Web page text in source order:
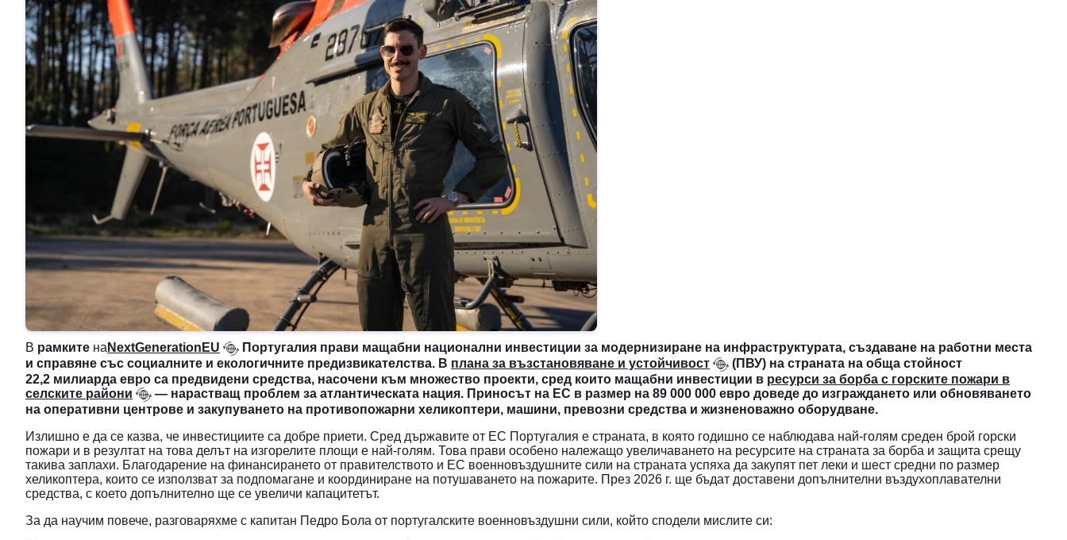
В рамките наNextGenerationEU
Португалия прави мащабни национални инвестиции за модернизиране на инфраструктурата, създаване на работни места
и справяне със социалните и екологичните предизвикателства. В плана за възстановяване и устойчивост
(ПВУ) на страната на обща стойност
22,2 милиарда евро са предвидени средства, насочени към множество проекти, сред които мащабни инвестиции в ресурси за борба с горските пожари в
селските райони
— нарастващ проблем за атлантическата нация. Приносът на ЕС в размер на 89 000 000 евро доведе до изграждането или обновяването
на оперативни центрове и закупуването на противопожарни хеликоптери, машини, превозни средства и жизненоважно оборудване.
Излишно е да се казва, че инвестициите са добре приети. Сред държавите от ЕС Португалия е страната, в която годишно се наблюдава най-голям среден брой горски
пожари и в резултат на това делът на изгорелите площи е най-голям. Това прави особено належащо увеличаването на ресурсите на страната за борба и защита срещу
такива заплахи. Благодарение на финансирането от правителството и ЕС военновъздушните сили на страната успяха да закупят пет леки и шест средни по размер
хеликоптера, които се използват за подпомагане и координиране на потушаването на пожарите. През 2026 г. ще бъдат доставени допълнителни въздухоплавателни
средства, с което допълнително ще се увеличи капацитетът.
За да научим повече, разговаряхме с капитан Педро Бола от португалските военновъздушни сили, който сподели мислите си: